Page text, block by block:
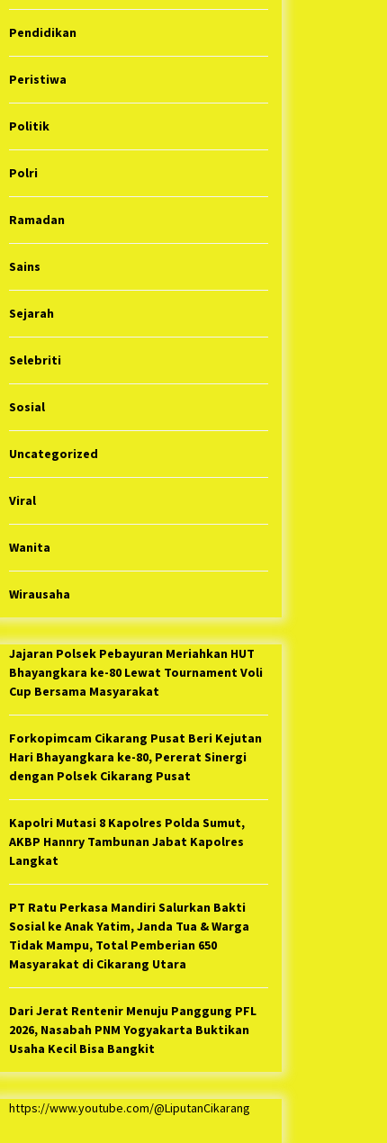
Pendidikan
Peristiwa
Politik
Polri
Ramadan
Sains
Sejarah
Selebriti
Sosial
Uncategorized
Viral
Wanita
Wirausaha
Jajaran Polsek Pebayuran Meriahkan HUT
Bhayangkara ke-80 Lewat Tournament Voli
Cup Bersama Masyarakat
Forkopimcam Cikarang Pusat Beri Kejutan
Hari Bhayangkara ke-80, Pererat Sinergi
dengan Polsek Cikarang Pusat
Kapolri Mutasi 8 Kapolres Polda Sumut,
AKBP Hannry Tambunan Jabat Kapolres
Langkat
PT Ratu Perkasa Mandiri Salurkan Bakti
Sosial ke Anak Yatim, Janda Tua & Warga
Tidak Mampu, Total Pemberian 650
Masyarakat di Cikarang Utara
Dari Jerat Rentenir Menuju Panggung PFL
2026, Nasabah PNM Yogyakarta Buktikan
Usaha Kecil Bisa Bangkit
https://www.youtube.com/@LiputanCikarang